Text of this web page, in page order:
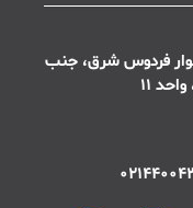
فردوس شرق، جنب